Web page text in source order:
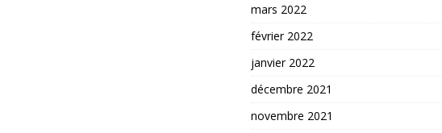
mars 2022
février 2022
janvier 2022
décembre 2021
novembre 2021